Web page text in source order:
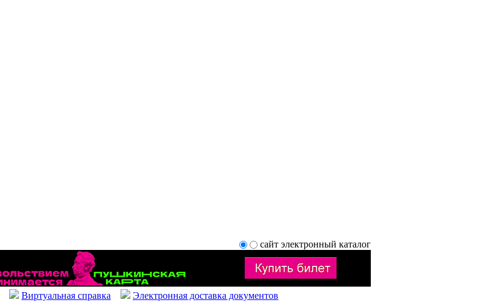
сайт электронный каталог
Виртуальная справка
Электронная доставка документов